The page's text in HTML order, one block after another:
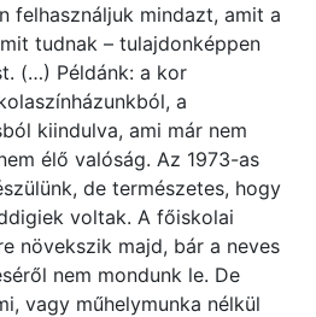
felhasználjuk mindazt, amit a
tudnak – tulajdonképpen
(…) Példánk: a kor
a
kiindulva, ami már nem
élő valóság. Az 1973-as
de természetes, hogy
voltak. A főiskolai
növekszik majd, bár a neves
nem mondunk le. De
vagy műhelymunka nélkül